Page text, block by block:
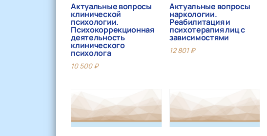
Актуальные вопросы
клинической
психологии.
Психокоррекционная
деятельность
клинического
психолога
10 500₽
Актуальные вопросы
наркологии.
Реабилитация и
психотерапия лиц с
зависимостями
12 801₽